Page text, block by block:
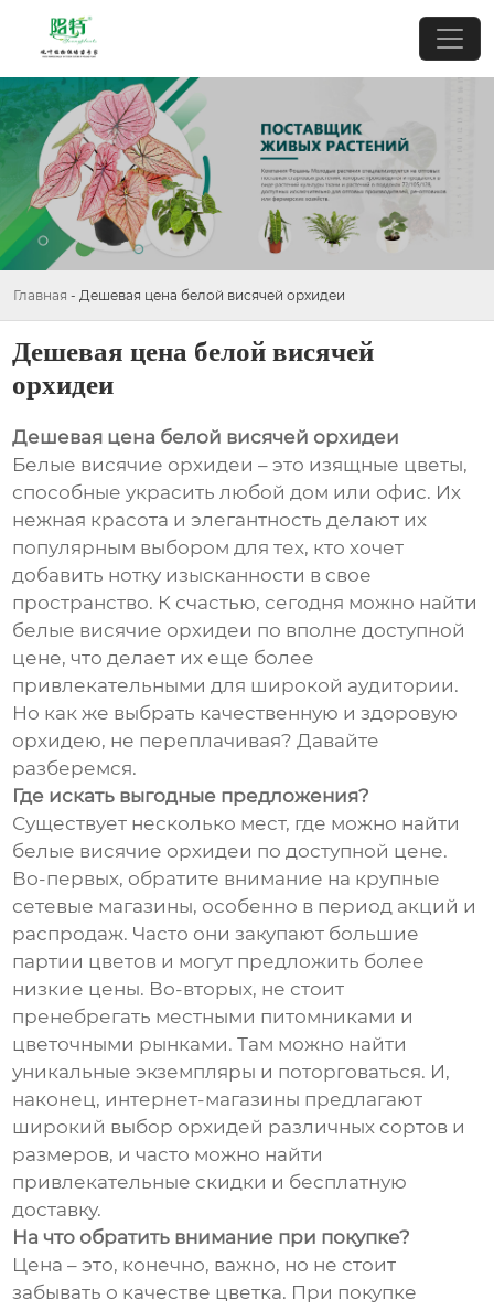
Главная - Дешевая цена белой висячей орхидеи
Дешевая цена белой висячей
орхидеи
Дешевая цена белой висячей орхидеи
Белые висячие орхидеи – это изящные цветы,
способные украсить любой дом или офис. Их
нежная красота и элегантность делают их
популярным выбором для тех, кто хочет
добавить нотку изысканности в свое
пространство. К счастью, сегодня можно найти
белые висячие орхидеи по вполне доступной
цене, что делает их еще более
привлекательными для широкой аудитории.
Но как же выбрать качественную и здоровую
орхидею, не переплачивая? Давайте
разберемся.
Где искать выгодные предложения?
Существует несколько мест, где можно найти
белые висячие орхидеи по доступной цене.
Во-первых, обратите внимание на крупные
сетевые магазины, особенно в период акций и
распродаж. Часто они закупают большие
партии цветов и могут предложить более
низкие цены. Во-вторых, не стоит
пренебрегать местными питомниками и
цветочными рынками. Там можно найти
уникальные экземпляры и поторговаться. И,
наконец, интернет-магазины предлагают
широкий выбор орхидей различных сортов и
размеров, и часто можно найти
привлекательные скидки и бесплатную
доставку.
На что обратить внимание при покупке?
Цена – это, конечно, важно, но не стоит
забывать о качестве цветка. При покупке